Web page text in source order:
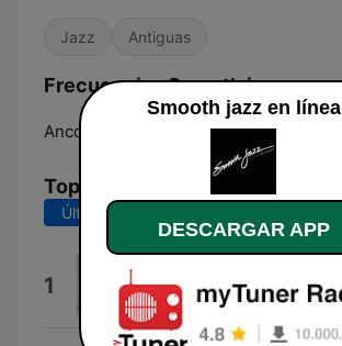
Jazz Antiguas
Frecuencias Smooth jazz:
Ancona:
Top Canciones
Últimos 7 días
1 Gianluca Mosole
Smooth jazz en línea
DESCARGAR APP